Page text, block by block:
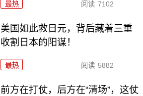
最热 阅读 7102
美国如此救日元，背后藏着三重
收割日本的阳谋！
最热 阅读 5882
前方在打仗，后方在“清场”，这仗